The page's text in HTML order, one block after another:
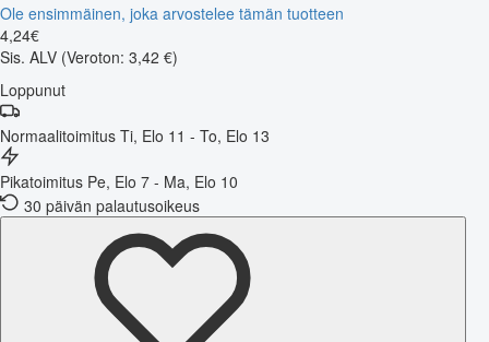
Ole ensimmäinen, joka arvostelee tämän tuotteen
4,24€
Sis. ALV (Veroton: 3,42 €)
Loppunut
Normaalitoimitus Ti, Elo 11 - To, Elo 13
Pikatoimitus Pe, Elo 7 - Ma, Elo 10
30 päivän palautusoikeus